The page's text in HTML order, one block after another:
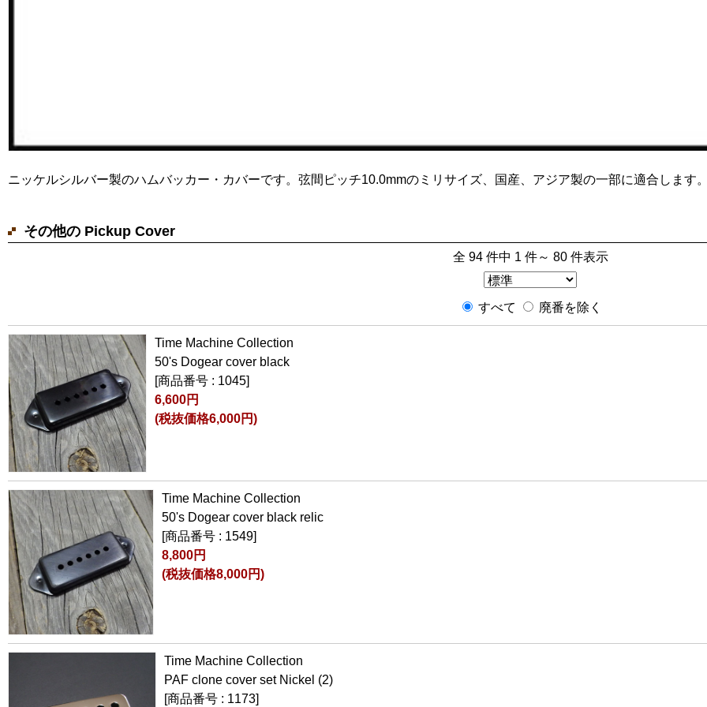
ニッケルシルバー製のハムバッカー・カバーです。弦間ピッチ10.0mmのミリサイズ、国産、アジア製の一部に適合します
その他の Pickup Cover
全 94 件中 1 件～ 80 件表示
すべて 廃番を除く
Time Machine Collection
50's Dogear cover black
[商品番号 : 1045]
6,600円
(税抜価格6,000円)
Time Machine Collection
50's Dogear cover black relic
[商品番号 : 1549]
8,800円
(税抜価格8,000円)
Time Machine Collection
PAF clone cover set Nickel (2)
[商品番号 : 1173]